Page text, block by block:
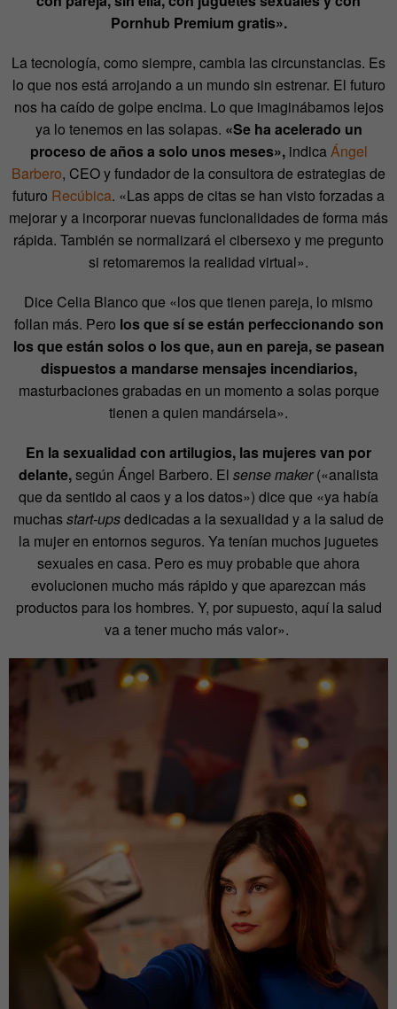
Pornhub Premium gratis».
La tecnología, como siempre, cambia las circunstancias. Es
lo que nos está arrojando a un mundo sin estrenar. El futuro
nos ha caído de golpe encima. Lo que imaginábamos lejos
ya lo tenemos en las solapas. «Se ha acelerado un
proceso de años a solo unos meses»,indicaÁngel
Barbero, CEO y fundador de la consultora de estrategias de
futuro Recúbica. «Las apps de citas se han visto forzadas a
mejorar y a incorporar nuevas funcionalidades de forma más
rápida. También se normalizará el cibersexo y me pregunto
si retomaremos la realidad virtual».
Dice Celia Blanco que «los que tienen pareja, lo mismo
follan más. Pero los que sí se están perfeccionando son
los que están solos o los que, aun en pareja, se pasean
dispuestos a mandarse mensajes incendiarios,
masturbaciones grabadas en un momento a solas porque
tienen a quien mandársela».
En la sexualidad con artilugios, las mujeres van por
delante,según Ángel Barbero. El sense maker(«analista
que da sentido al caos y a los datos») dice que «ya había
muchasstart-upsdedicadas a la sexualidad y a la salud de
la mujer en entornos seguros. Ya tenían muchos juguetes
sexuales en casa. Pero es muy probable que ahora
evolucionen mucho más rápido y que aparezcan más
productos para los hombres. Y, por supuesto, aquí la salud
va a tener mucho más valor».